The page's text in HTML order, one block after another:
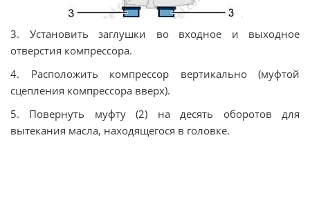
3. Установить заглушки во входное и выходное
отверстия компрессора.
4. Расположить компрессор вертикально (муфтой
сцепления компрессора вверх).
5. Повернуть муфту (2) на десять оборотов для
вытекания масла, находящегося в головке.